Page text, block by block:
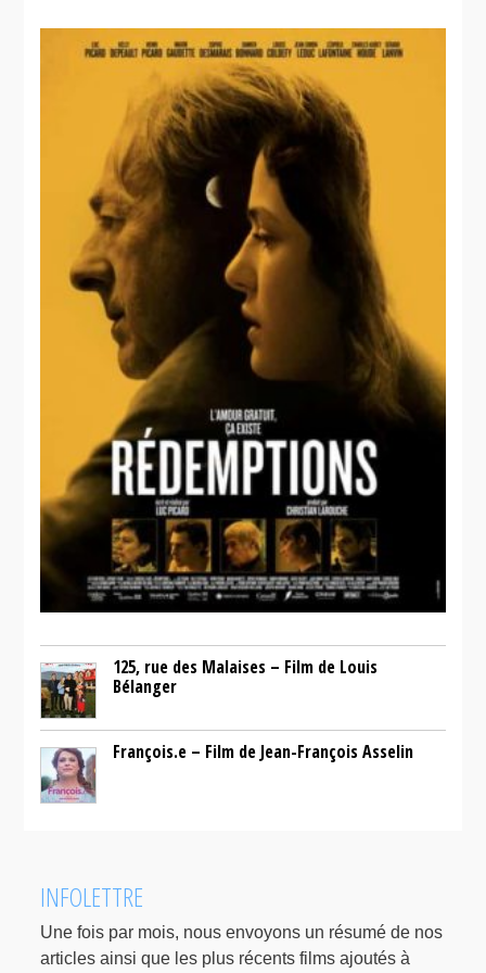
sur terre
125, rue des Malaises – Film de Louis
Bélanger
François.e – Film de Jean-François Asselin
INFOLETTRE
Une fois par mois, nous envoyons un résumé de nos
articles ainsi que les plus récents films ajoutés à